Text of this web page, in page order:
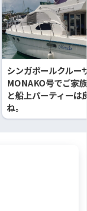
シンガポールクルー
MONAKO号でご家
と船上パーティーは
ね。